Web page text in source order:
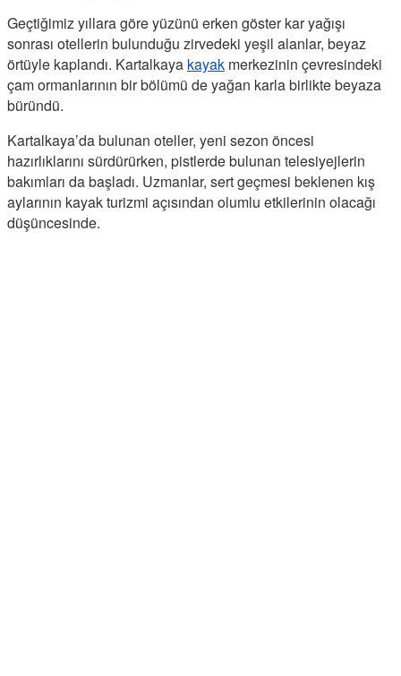
Geçtiğimiz yıllara göre yüzünü erken göster kar yağışı
sonrası otellerin bulunduğu zirvedeki yeşil alanlar, beyaz
örtüyle kaplandı. Kartalkaya kayak merkezinin çevresindeki
çam ormanlarının bir bölümü de yağan karla birlikte beyaza
büründü.
Kartalkaya’da bulunan oteller, yeni sezon öncesi
hazırlıklarını sürdürürken, pistlerde bulunan telesiyejlerin
bakımları da başladı. Uzmanlar, sert geçmesi beklenen kış
aylarının kayak turizmi açısından olumlu etkilerinin olacağı
düşüncesinde.